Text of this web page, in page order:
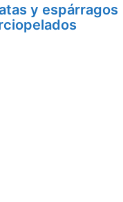
y espárragos